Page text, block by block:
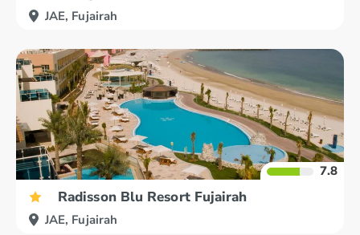
JAE, Fujairah
7.8
Radisson Blu Resort Fujairah
JAE, Fujairah